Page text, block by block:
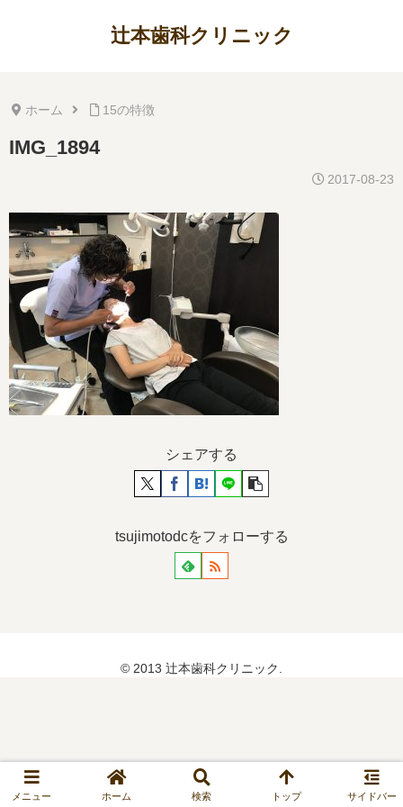
辻本歯科クリニック
ホーム 15の特徴
IMG_1894
2017-08-23
シェアする
tsujimotodcをフォローする
© 2013 辻本歯科クリニック.
メニュー ホーム 検索 トップ サイドバー